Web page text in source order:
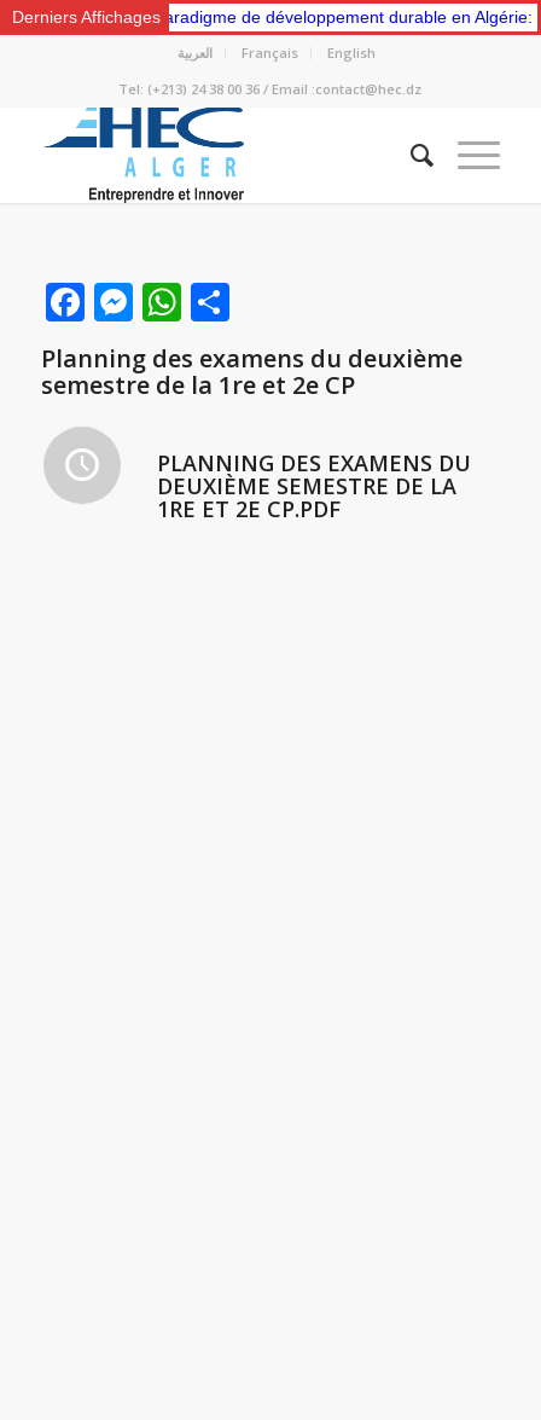
Derniers Affichages
un nouveau paradigme de développement durable en Algérie:
العربية Français
English
Tel: (+213) 24 38 00 36 / Email :contact@hec.dz
Facebook
Messenger
WhatsApp
Partager
Planning des examens du deuxième
semestre de la 1re et 2e CP
PLANNING DES EXAMENS DU
DEUXIÈME SEMESTRE DE LA
1RE ET 2E CP.PDF